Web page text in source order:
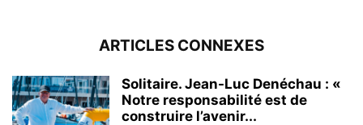
ARTICLES CONNEXES
Solitaire. Jean-Luc Denéchau : «
Notre responsabilité est de
construire l’avenir...